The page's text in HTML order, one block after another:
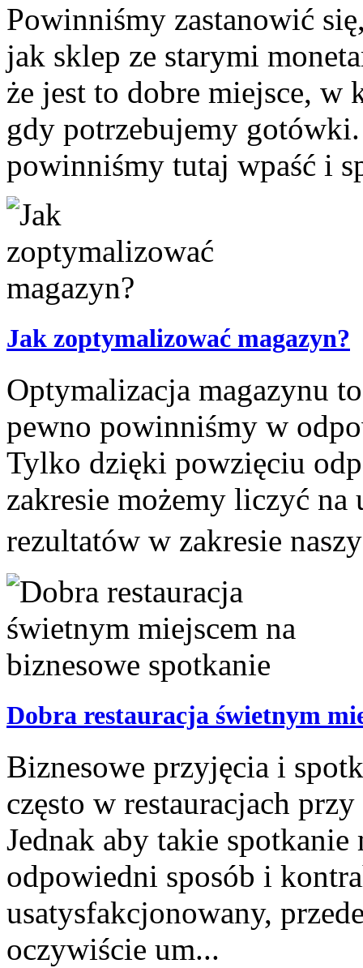
Powinniśmy zastanowić
jak sklep ze starymi
że jest to dobre miejsce, w
gdy potrzebujemy
powinniśmy tutaj wpaść i
Jak zoptymalizować magazyn?
Optymalizacja magazynu
pewno powinniśmy w
Tylko dzięki powzięciu
zakresie możemy liczyć
rezultatów w zakresie
Dobra restauracja świetnym
Biznesowe przyjęcia i
często w restauracjach
Jednak aby takie
odpowiedni sposób i
usatysfakcjonowany,
oczywiście um...